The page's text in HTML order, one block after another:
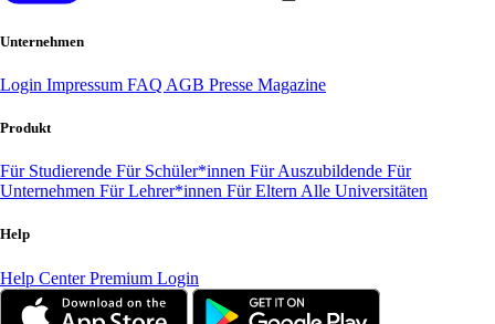
Unternehmen
Login Impressum FAQ AGB Presse Magazine
Produkt
Für Studierende Für Schüler*innen Für Auszubildende Für
Unternehmen Für Lehrer*innen Für Eltern Alle Universitäten
Help
Help CenterPremium Login